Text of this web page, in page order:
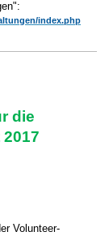
index.php
die
Volunteer-